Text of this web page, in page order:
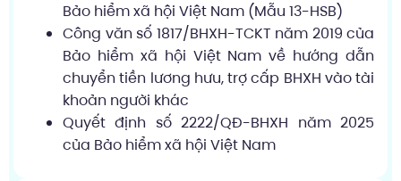
Bảo hiểm xã hội Việt Nam (Mẫu 13-HSB)
Công văn số 1817/BHXH-TCKT năm 2019 của
Bảo hiểm xã hội Việt Nam về hướng dẫn
chuyển tiền lương hưu, trợ cấp BHXH vào tài
khoản người khác
Quyết định số 2222/QĐ-BHXH năm 2025
của Bảo hiểm xã hội Việt Nam